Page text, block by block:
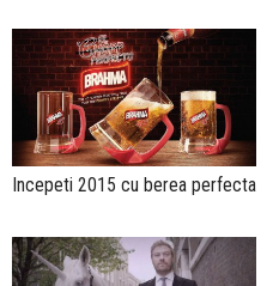
Incepeti 2015 cu berea perfecta